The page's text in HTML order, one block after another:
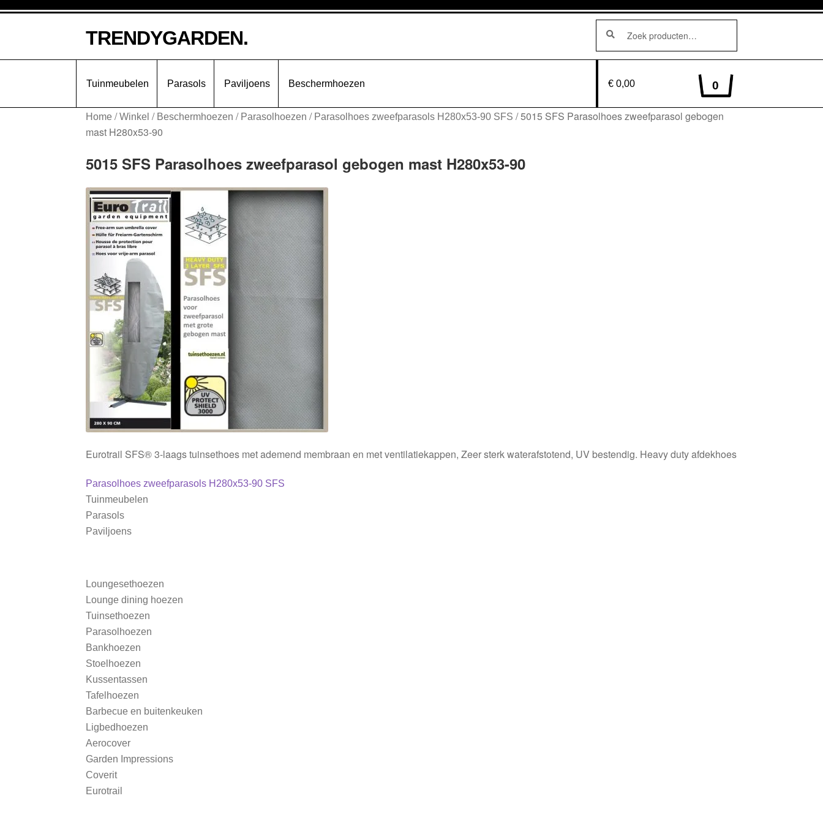
door
naar
naar
de
TRENDYGARDEN.
Zoeken
naar:
Tuinmeubelen Parasols Paviljoens Beschermhoezen € 0,00 0
Home /Winkel / Beschermhoezen / Parasolhoezen / Parasolhoes zweefparasols H280x53-90 SFS /5015 SFS Parasolhoes zweefparasol gebogen
mast H280x53-90
5015 SFS Parasolhoes zweefparasol gebogen mast H280x53-90
Eurotrail SFS® 3-laags tuinsethoes met ademend membraan en met ventilatiekappen, Zeer sterk waterafstotend, UV bestendig. Heavy duty afdekhoes
Bericht
navigatie
Vorig
bericht:
Parasolhoes zweefparasols H280x53-90 SFS
Tuinmeubelen
Parasols
Paviljoens
Loungesethoezen
Lounge dining hoezen
Tuinsethoezen
Parasolhoezen
Bankhoezen
Stoelhoezen
Kussentassen
Tafelhoezen
Barbecue en buitenkeuken
Ligbedhoezen
Aerocover
Garden Impressions
Coverit
Eurotrail